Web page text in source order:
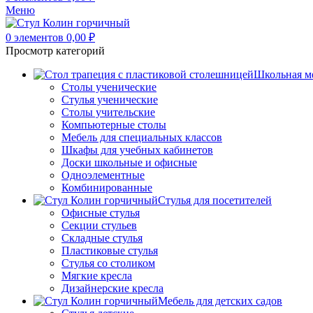
Меню
0 элементов 0,00 ₽
Просмотр категорий
Школьная
Столы ученические
Стулья ученические
Столы учительские
Компьютерные столы
Мебель для специальных классов
Шкафы для учебных кабинетов
Доски школьные и офисные
Одноэлементные
Комбинированные
Стулья для посетителей
Офисные стулья
Секции стульев
Складные стулья
Пластиковые стулья
Стулья со столиком
Мягкие кресла
Дизайнерские кресла
Мебель для детских садов